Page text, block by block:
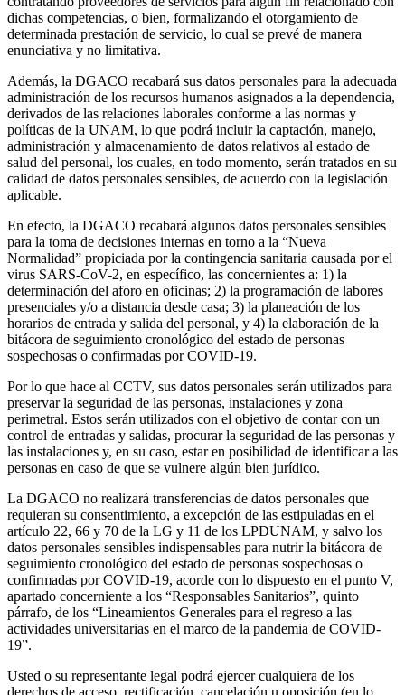
dichas competencias, o bien, formalizando el otorgamiento de
determinada prestación de servicio, lo cual se prevé de manera
enunciativa y no limitativa.
Además, la DGACO recabará sus datos personales para la adecuada
administración de los recursos humanos asignados a la dependencia,
derivados de las relaciones laborales conforme a las normas y
políticas de la UNAM, lo que podrá incluir la captación, manejo,
administración y almacenamiento de datos relativos al estado de
salud del personal, los cuales, en todo momento, serán tratados en su
calidad de datos personales sensibles, de acuerdo con la legislación
aplicable.
En efecto, la DGACO recabará algunos datos personales sensibles
para la toma de decisiones internas en torno a la “Nueva
Normalidad” propiciada por la contingencia sanitaria causada por el
virus SARS-CoV-2, en específico, las concernientes a: 1) la
determinación del aforo en oficinas; 2) la programación de labores
presenciales y/o a distancia desde casa; 3) la planeación de los
horarios de entrada y salida del personal, y 4) la elaboración de la
bitácora de seguimiento cronológico del estado de personas
sospechosas o confirmadas por COVID-19.
Por lo que hace al CCTV, sus datos personales serán utilizados para
preservar la seguridad de las personas, instalaciones y zona
perimetral. Estos serán utilizados con el objetivo de contar con un
control de entradas y salidas, procurar la seguridad de las personas y
las instalaciones y, en su caso, estar en posibilidad de identificar a las
personas en caso de que se vulnere algún bien jurídico.
La DGACO no realizará transferencias de datos personales que
requieran su consentimiento, a excepción de las estipuladas en el
artículo 22, 66 y 70 de la LG y 11 de los LPDUNAM, y salvo los
datos personales sensibles indispensables para nutrir la bitácora de
seguimiento cronológico del estado de personas sospechosas o
confirmadas por COVID-19, acorde con lo dispuesto en el punto V,
apartado concerniente a los “Responsables Sanitarios”, quinto
párrafo, de los “Lineamientos Generales para el regreso a las
actividades universitarias en el marco de la pandemia de COVID-
19”.
Usted o su representante legal podrá ejercer cualquiera de los